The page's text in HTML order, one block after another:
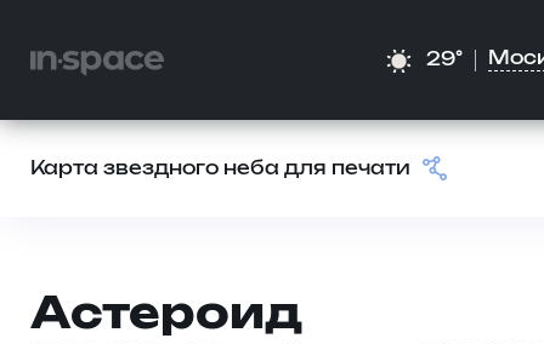
29°
Карта звездного неба для печати
Астероид